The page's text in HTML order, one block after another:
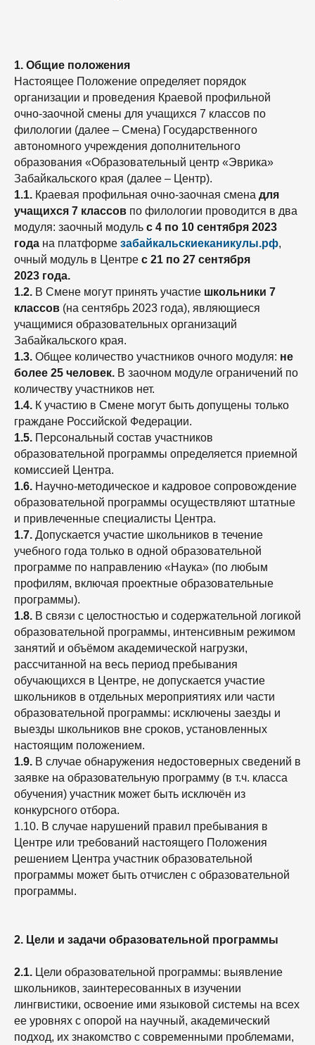
1. Общие положения
Настоящее Положение определяет порядок
организации и проведения Краевой профильной
очно-заочной смены для учащихся 7 классов по
филологии (далее – Смена) Государственного
автономного учреждения дополнительного
образования «Образовательный центр «Эврика»
Забайкальского края (далее – Центр).
1.1. Краевая профильная очно-заочная смена для
учащихся 7 классов по филологии проводится в два
модуля: заочный модуль с 4 по 10 сентября 2023
года на платформе забайкальскиеканикулы.рф,
очный модуль в Центре с 21 по 27 сентября
2023 года.
1.2. В Смене могут принять участие школьники 7
классов (на сентябрь 2023 года), являющиеся
учащимися образовательных организаций
Забайкальского края.
1.3. Общее количество участников очного модуля: не
более 25 человек. В заочном модуле ограничений по
количеству участников нет.
1.4. К участию в Смене могут быть допущены только
граждане Российской Федерации.
1.5. Персональный состав участников
образовательной программы определяется приемной
комиссией Центра.
1.6. Научно-методическое и кадровое сопровождение
образовательной программы осуществляют штатные
и привлеченные специалисты Центра.
1.7. Допускается участие школьников в течение
учебного года только в одной образовательной
программе по направлению «Наука» (по любым
профилям, включая проектные образовательные
программы).
1.8. В связи с целостностью и содержательной логикой
образовательной программы, интенсивным режимом
занятий и объёмом академической нагрузки,
рассчитанной на весь период пребывания
обучающихся в Центре, не допускается участие
школьников в отдельных мероприятиях или части
образовательной программы: исключены заезды и
выезды школьников вне сроков, установленных
настоящим положением.
1.9. В случае обнаружения недостоверных сведений в
заявке на образовательную программу (в т.ч. класса
обучения) участник может быть исключён из
конкурсного отбора.
1.10. В случае нарушений правил пребывания в
Центре или требований настоящего Положения
решением Центра участник образовательной
программы может быть отчислен с образовательной
программы.
2. Цели и задачи образовательной программы
2.1. Цели образовательной программы: выявление
школьников, заинтересованных в изучении
лингвистики, освоение ими языковой системы на всех
ее уровнях с опорой на научный, академический
подход, их знакомство с современными проблемами,